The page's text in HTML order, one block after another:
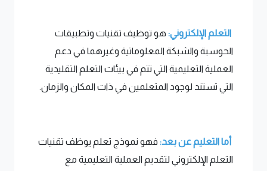
التعلم الإلكتروني: هو توظيف تقنيات وتطبيقات
الحوسبة والشبكة المعلوماتية وغيرهما في دعم
العملية التعليمية التي تتم في بيئات التعلم التقليدية
التي تستند لوجود المتعلمين في ذات المكان والزمان.
أما التعليم عن بعد: فهو نموذج تعلم يوظف تقنيات
التعلم الإلكتروني لتقديم العملية التعليمية مع